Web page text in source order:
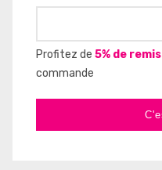
Profitez de 5% de
commande